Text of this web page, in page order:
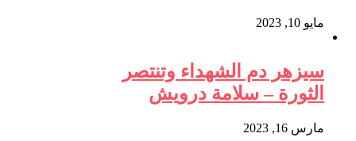
مايو 10, 2023
سيزهر دم الشهداء وتنتصر
الثورة – سلامة درويش
مارس 16, 2023